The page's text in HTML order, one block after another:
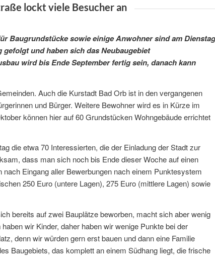
lockt viele Besucher an
Baugrundstücke sowie einige Anwohner sind am Dienstag
und haben sich das Neubaugebiet
wird bis Ende September fertig sein, danach kann
Auch die Kurstadt Bad Orb ist in den vergangenen
und Bürger. Weitere Bewohner wird es in Kürze im
können hier auf 60 Grundstücken Wohngebäude errichtet
die etwa 70 Interessierten, die der Einladung der Stadt zur
dass man sich noch bis Ende dieser Woche auf einen
Eingang aller Bewerbungen nach einem Punktesystem
250 Euro (untere Lagen), 275 Euro (mittlere Lagen) sowie
bereits auf zwei Bauplätze beworben, macht sich aber wenig
wir Kinder, daher haben wir wenige Punkte bei der
denn wir würden gern erst bauen und dann eine Familie
Baugebiets, das komplett an einem Südhang liegt, die frische